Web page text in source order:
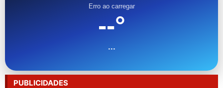
Erro ao carregar
--°
...
PUBLICIDADES